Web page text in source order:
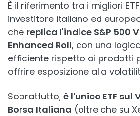
È il riferimento tra i migliori
investitore italiano ed europeo:
che replica l'indice S&P 500
Enhanced Roll, con una
efficiente rispetto ai prodotti
offrire esposizione alla
Soprattutto, è l'unico ETF sul
Borsa Italiana (oltre che su